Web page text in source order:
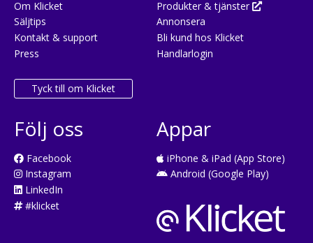
Om Klicket
Säljtips
Kontakt & support
Press
Tyck till om Klicket
Produkter & tjänster
Annonsera
Bli kund hos Klicket
Handlarlogin
Följ oss
Facebook
Instagram
LinkedIn
#klicket
Appar
iPhone & iPad (App Store)
Android (Google Play)